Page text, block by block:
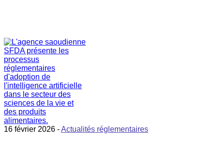
16 février 2026 -Actualités réglementaires